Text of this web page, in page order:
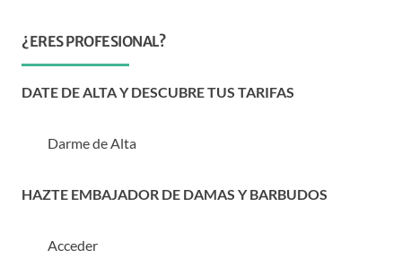
¿ERES PROFESIONAL?
DATE DE ALTA Y DESCUBRE TUS TARIFAS
Darme de Alta
HAZTE EMBAJADOR DE DAMAS Y BARBUDOS
Acceder